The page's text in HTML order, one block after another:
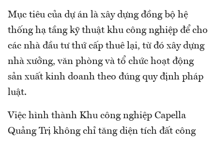
Mục tiêu của dự án là xây dựng đồng bộ hệ
thống hạ tầng kỹ thuật khu công nghiệp để cho
các nhà đầu tư thứ cấp thuê lại, từ đó xây dựng
nhà xưởng, văn phòng và tổ chức hoạt động
sản xuất kinh doanh theo đúng quy định pháp
luật.
Việc hình thành Khu công nghiệp Capella
Quảng Trị không chỉ tăng diện tích đất công